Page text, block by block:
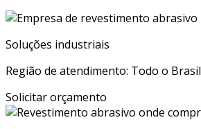
Soluções industriais
Região de atendimento: Todo o Brasil
Solicitar orçamento